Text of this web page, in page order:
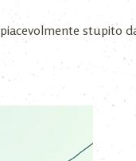
stupito